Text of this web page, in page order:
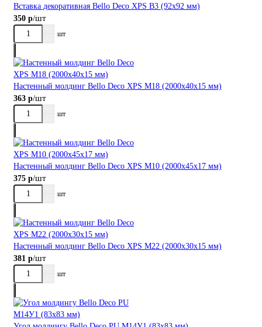
Вставка декоративная Bellо Deco XPS В3 (92х92 мм)
350 р/шт
шт
Настенный молдинг Bellо Deco XPS М18 (2000х40х15 мм)
363 р/шт
шт
Настенный молдинг Bellо Deco XPS М10 (2000х45х17 мм)
375 р/шт
шт
Настенный молдинг Bellо Deco XPS М22 (2000х30х15 мм)
381 р/шт
шт